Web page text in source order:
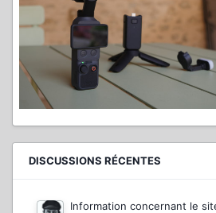
DISCUSSIONS RÉCENTES
Information concernant le